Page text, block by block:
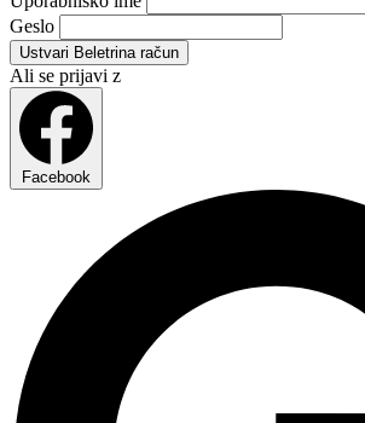
Geslo
Ustvari Beletrina račun
Ali se prijavi z
Facebook